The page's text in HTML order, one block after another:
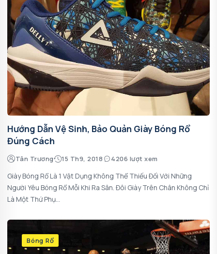
Hướng Dẫn Vệ Sinh, Bảo Quản Giày Bóng Rổ
Đúng Cách
Tân Trương 15 Th9, 2018 4206 lượt xem
Giày Bóng Rổ Là 1 Vật Dụng Không Thể Thiếu Đối Với Những
Người Yêu Bóng Rổ Mỗi Khi Ra Sân. Đôi Giày Trên Chân Không Chỉ
Là Một Thứ Phụ...
Bóng Rổ